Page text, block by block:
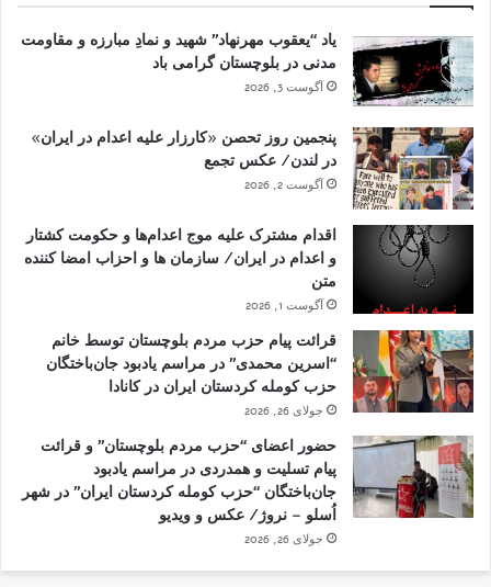
یاد “یعقوب مهرنهاد” شهید و نمادِ مبارزه و مقاومت
مدنی در بلوچستان گرامی باد
آگوست 3, 2026
پنجمین روز تحصن «کارزار علیه اعدام در ایران»
در لندن/ عکس تجمع
آگوست 2, 2026
اقدام مشترک علیه موج اعدام‌ها و حکومت کشتار
و اعدام در ایران/ سازمان ها و احزاب امضا کننده
متن
آگوست 1, 2026
قرائت پیام حزب مردم بلوچستان توسط خانم
“اسرین محمدی” در مراسم یادبود جان‌باختگان
حزب کومله کردستان ایران در کانادا
جولای 26, 2026
حضور اعضای “حزب مردم بلوچستان” و قرائت
پیام تسلیت و همدردی در مراسم یادبود
جان‌باختگان “حزب کومله کردستان ایران” در شهر
اُسلو – نروژ/ عکس و ویدیو
جولای 26, 2026